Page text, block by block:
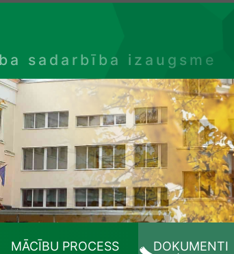
sadarbība izaugsme
MĀCĪBU PROCESS DOKUMENTI